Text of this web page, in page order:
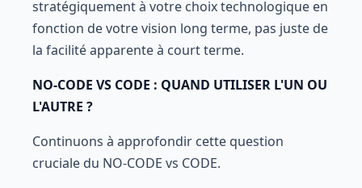
stratégiquement à votre choix technologique en
fonction de votre vision long terme, pas juste de
la facilité apparente à court terme.
NO-CODE VS CODE : QUAND UTILISER L'UN OU
L'AUTRE ?
Continuons à approfondir cette question
cruciale du NO-CODE vs CODE.